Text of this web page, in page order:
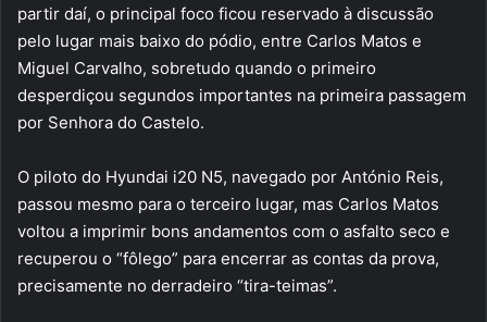
partir daí, o principal foco ficou reservado à discussão
pelo lugar mais baixo do pódio, entre Carlos Matos e
Miguel Carvalho, sobretudo quando o primeiro
desperdiçou segundos importantes na primeira passagem
por Senhora do Castelo.
O piloto do Hyundai i20 N5, navegado por António Reis,
passou mesmo para o terceiro lugar, mas Carlos Matos
voltou a imprimir bons andamentos com o asfalto seco e
recuperou o “fôlego” para encerrar as contas da prova,
precisamente no derradeiro “tira-teimas”.